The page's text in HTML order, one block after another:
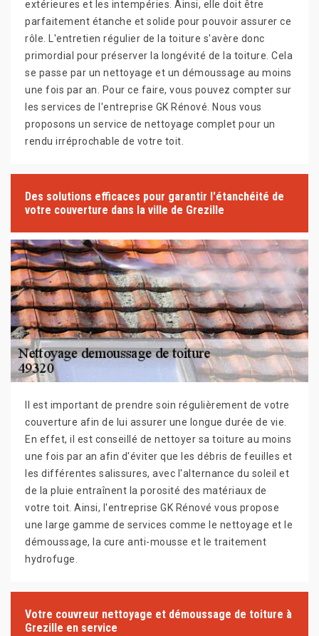
extérieures et les intempéries. Ainsi, elle doit être
parfaitement étanche et solide pour pouvoir assurer ce
rôle. L'entretien régulier de la toiture s'avère donc
primordial pour préserver la longévité de la toiture. Cela
se passe par un nettoyage et un démoussage au moins
une fois par an. Pour ce faire, vous pouvez compter sur
les services de l'entreprise GK Rénové. Nous vous
proposons un service de nettoyage complet pour un
rendu irréprochable de votre toit.
Des solutions efficaces pour garantir l'étanchéité de
votre couverture dans la ville de Grezille
Il est important de prendre soin régulièrement de votre
couverture afin de lui assurer une longue durée de vie.
En effet, il est conseillé de nettoyer sa toiture au moins
une fois par an afin d'éviter que les débris de feuilles et
les différentes salissures, avec l'alternance du soleil et
de la pluie entraînent la porosité des matériaux de
votre toit. Ainsi, l'entreprise GK Rénové vous propose
une large gamme de services comme le nettoyage et le
démoussage, la cure anti-mousse et le traitement
hydrofuge.
Votre couvreur nettoyage et démoussage de toiture à
Grezille en service